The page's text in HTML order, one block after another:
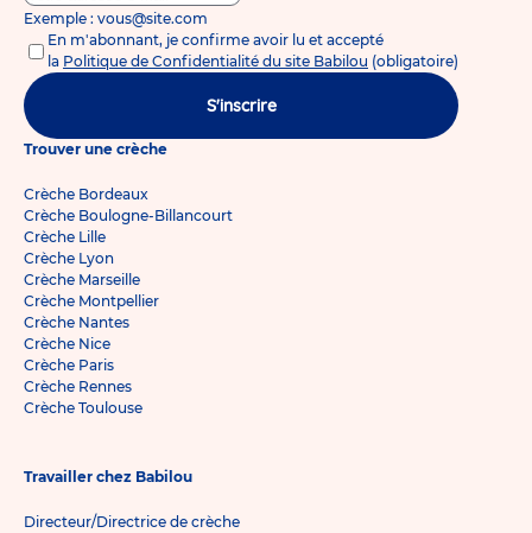
Exemple : vous@site.com
En m'abonnant, je confirme avoir lu et accepté
la Politique de Confidentialité du site Babilou (obligatoire)
S'inscrire
Trouver une crèche
Crèche Bordeaux
Crèche Boulogne-Billancourt
Crèche Lille
Crèche Lyon
Crèche Marseille
Crèche Montpellier
Crèche Nantes
Crèche Nice
Crèche Paris
Crèche Rennes
Crèche Toulouse
Travailler chez Babilou
Directeur/Directrice de crèche